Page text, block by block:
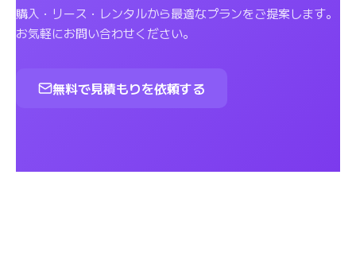
購入・リース・レンタルから最適なプランをご提案します。
お気軽にお問い合わせください。
無料で見積もりを依頼する